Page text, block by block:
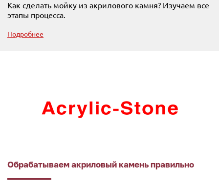
Как сделать мойку из акрилового камня? Изучаем все
этапы процесса.
Подробнее
Обрабатываем акриловый камень правильно